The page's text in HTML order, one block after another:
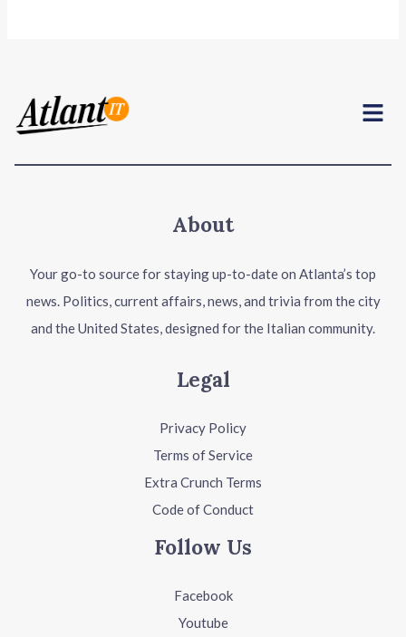
Menu
About
Your go-to source for staying up-to-date on Atlanta’s top
news. Politics, current affairs, news, and trivia from the city
and the United States, designed for the Italian community.
Legal
Privacy Policy
Terms of Service
Extra Crunch Terms
Code of Conduct
Follow Us
Facebook
Youtube